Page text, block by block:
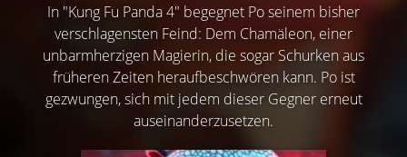
In "Kung Fu Panda 4" begegnet Po seinem bisher
verschlagensten Feind: Dem Chamäleon, einer
unbarmherzigen Magierin, die sogar Schurken aus
früheren Zeiten heraufbeschwören kann. Po ist
gezwungen, sich mit jedem dieser Gegner erneut
auseinanderzusetzen.